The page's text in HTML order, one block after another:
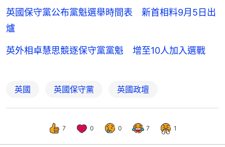
英國保守黨公布黨魁選舉時間表 新首相料9月5日出
爐
英外相卓慧思競逐保守黨黨魁 增至10人加入選戰
英國 英國保守黨 英國政壇
7 0 0 7 1